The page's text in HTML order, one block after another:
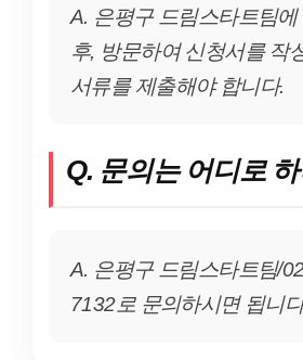
A. 은평구 드림스타트팀에
후, 방문하여 신청서를 작
서류를 제출해야 합니다.
Q. 문의는 어디로
A. 은평구 드림스타트팀/
7132로 문의하시면 됩니